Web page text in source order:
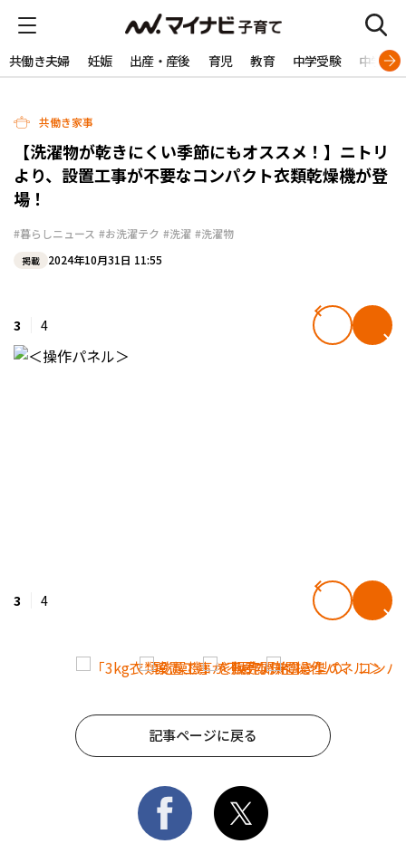
共働き夫婦 妊娠 出産・産後 育児 教育 中学受験 中学生
共働き家事
【洗濯物が乾きにくい季節にもオススメ！】ニトリ
より、設置工事が不要なコンパクト衣類乾燥機が登
場！
#暮らしニュース #お洗濯テク #洗濯 #洗濯物
掲載 2024年10月31日 11:55
3 4
3 4
記事ページに戻る